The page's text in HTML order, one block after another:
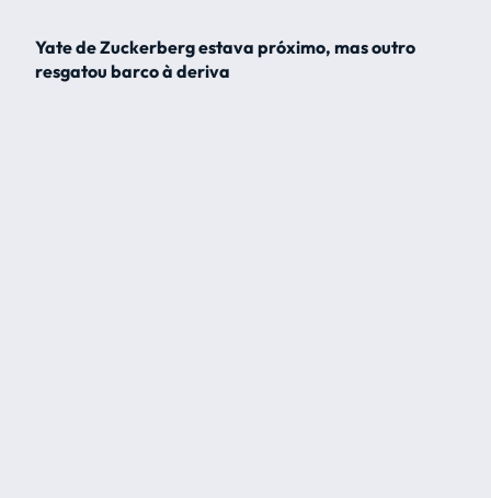
Yate de Zuckerberg estava próximo, mas outro
resgatou barco à deriva